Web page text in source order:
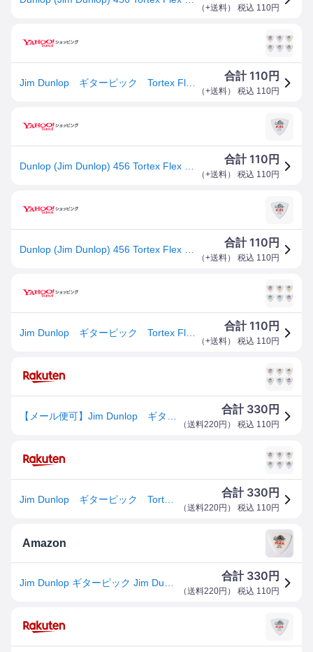
（+送料） 税込 110円
合計110 円
（+送料） 税込 110円
合計110 円
（+送料） 税込 110円
合計110 円
（+送料） 税込 110円
合計110 円
（+送料） 税込 110円
合計 330 円
（送料220円 ） 税込 110円
合計 330 円
（送料220円 ） 税込 110円
Amazon
合計 330 円
（送料220円 ） 税込 110円